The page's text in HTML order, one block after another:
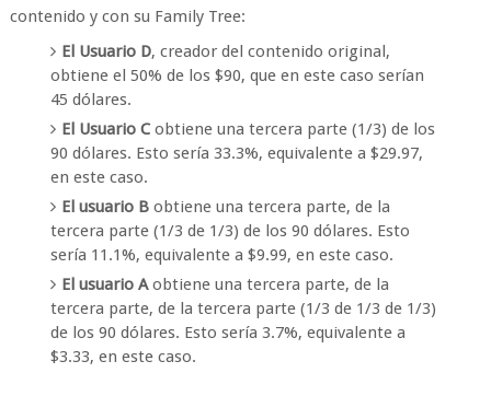
contenido y con su Family Tree:
El Usuario D, creador del contenido original,
obtiene el 50% de los $90, que en este caso serían
45 dólares.
El Usuario Cobtiene una tercera parte (1/3) de los
90 dólares. Esto sería 33.3%, equivalente a $29.97,
en este caso.
El usuario B obtiene una tercera parte, de la
tercera parte (1/3 de 1/3) de los 90 dólares. Esto
sería 11.1%, equivalente a $9.99, en este caso.
El usuario Aobtiene una tercera parte, de la
tercera parte, de la tercera parte (1/3 de 1/3 de 1/3)
de los 90 dólares. Esto sería 3.7%, equivalente a
$3.33, en este caso.